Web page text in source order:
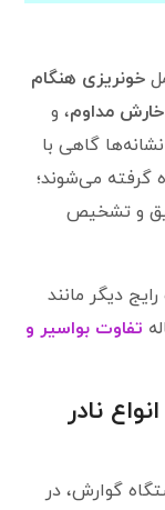
خونریزی هنگام
خارش مداوم، و
گاهی با
گرفته می‌شوند؛
و تشخیص
دیگر مانند
تفاوت بواسیر و
نادر
گوارش، در